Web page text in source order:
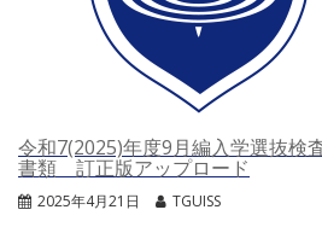
令和7(2025)年度9月編入学選抜検
書類 訂正版アップロード
2025年4月21日 TGUISS